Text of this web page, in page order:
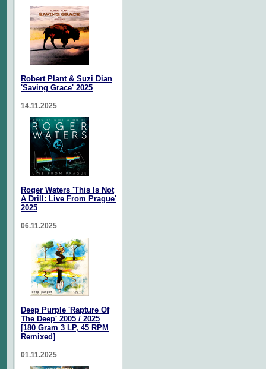
Robert Plant & Suzi Dian
'Saving Grace' 2025
14.11.2025
Roger Waters 'This Is Not
A Drill: Live From Prague'
2025
06.11.2025
Deep Purple 'Rapture Of
The Deep' 2005 / 2025
[180 Gram 3 LP, 45 RPM
Remixed]
01.11.2025